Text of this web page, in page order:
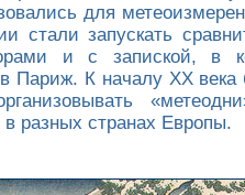
для
стали запускать
и с запиской, в
Париж. К началу XX века
разных странах Европы.